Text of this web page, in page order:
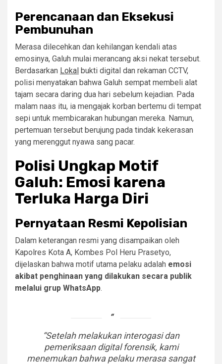
Perencanaan dan Eksekusi
Pembunuhan
Merasa dilecehkan dan kehilangan kendali atas
emosinya, Galuh mulai merancang aksi nekat tersebut.
Berdasarkan Lokal bukti digital dan rekaman CCTV,
polisi menyatakan bahwa Galuh sempat membeli alat
tajam secara daring dua hari sebelum kejadian. Pada
malam naas itu, ia mengajak korban bertemu di tempat
sepi untuk membicarakan hubungan mereka. Namun,
pertemuan tersebut berujung pada tindak kekerasan
yang merenggut nyawa sang pacar.
Polisi Ungkap Motif
Galuh: Emosi karena
Terluka Harga Diri
Pernyataan Resmi Kepolisian
Dalam keterangan resmi yang disampaikan oleh
Kapolres Kota A, Kombes Pol Heru Prasetyo,
dijelaskan bahwa motif utama pelaku adalah emosi
akibat penghinaan yang dilakukan secara publik
melalui grup WhatsApp.
“Setelah melakukan interogasi dan
pemeriksaan digital forensik, kami
menemukan bahwa pelaku merasa sangat